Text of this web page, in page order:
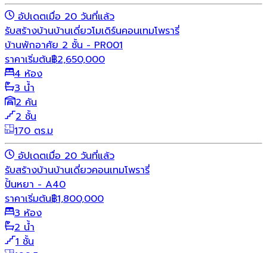
อัปเดตเมื่อ 20 วันที่แล้ว
รับสร้างบ้านบ้านเดี่ยวโมเดิร์นคอนเทมโพรารี่
บ้านพักอาศัย 2 ชั้น - PR001
ราคาเริ่มต้น฿2,650,000
4 ห้อง
3 น้ำ
2 คัน
2 ชั้น
170 ตร.ม
อัปเดตเมื่อ 20 วันที่แล้ว
รับสร้างบ้านบ้านเดี่ยวคอนเทมโพรารี่
ปั้นหยา - A40
ราคาเริ่มต้น฿1,800,000
3 ห้อง
2 น้ำ
1 ชั้น